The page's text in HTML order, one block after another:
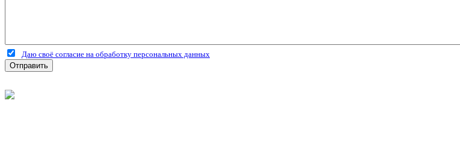
Даю своё согласие на обработку персональных данных
Отправить